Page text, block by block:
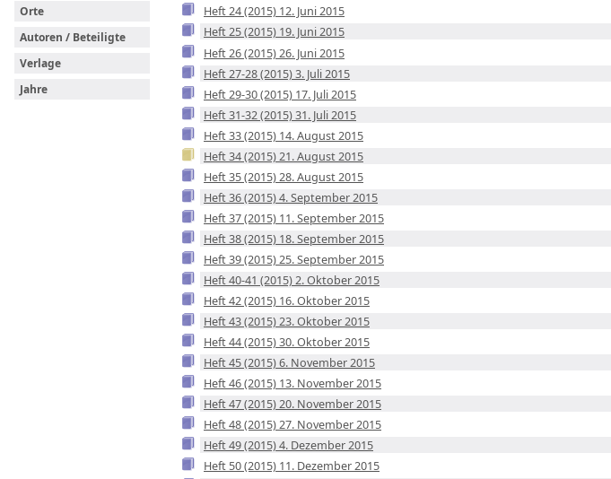
Orte
Autoren / Beteiligte
Verlage
Jahre
Heft 24 (2015) 12. Juni 2015
Heft 25 (2015) 19. Juni 2015
Heft 26 (2015) 26. Juni 2015
Heft 27-28 (2015) 3. Juli 2015
Heft 29-30 (2015) 17. Juli 2015
Heft 31-32 (2015) 31. Juli 2015
Heft 33 (2015) 14. August 2015
Heft 34 (2015) 21. August 2015
Heft 35 (2015) 28. August 2015
Heft 36 (2015) 4. September 2015
Heft 37 (2015) 11. September 2015
Heft 38 (2015) 18. September 2015
Heft 39 (2015) 25. September 2015
Heft 40-41 (2015) 2. Oktober 2015
Heft 42 (2015) 16. Oktober 2015
Heft 43 (2015) 23. Oktober 2015
Heft 44 (2015) 30. Oktober 2015
Heft 45 (2015) 6. November 2015
Heft 46 (2015) 13. November 2015
Heft 47 (2015) 20. November 2015
Heft 48 (2015) 27. November 2015
Heft 49 (2015) 4. Dezember 2015
Heft 50 (2015) 11. Dezember 2015